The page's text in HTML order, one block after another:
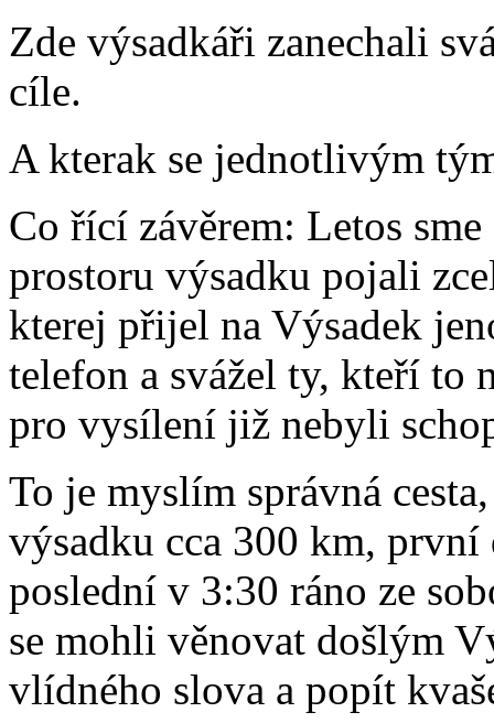
Zde výsadkáři zanechali
cíle.
A kterak se jednotlivým
Co řící závěrem: Letos
prostoru výsadku pojali
kterej přijel na Výsadek
telefon a svážel ty, kteří to
pro vysílení již nebyli
To je myslím správná
výsadku cca 300 km,
poslední v 3:30 ráno ze
se mohli věnovat došlým
vlídného slova a popít